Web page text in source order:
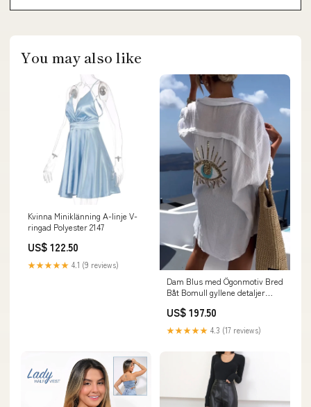
You may also like
Kvinna Miniklänning A-linje V-
ringad Polyester 2147
US$ 122.50
★★★★★ 4.1 (9 reviews)
Dam Blus med Ögonmotiv Bred
Båt Bomull gyllene detaljer
US$ 197.50
★★★★★ 4.3 (17 reviews)